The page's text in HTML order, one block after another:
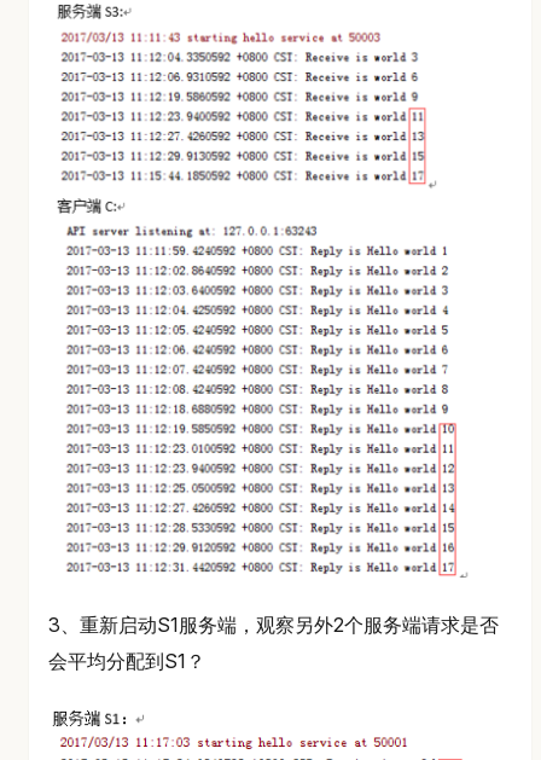
3、重新启动S1服务端，观察另外2个服务端请求是否
会平均分配到S1？